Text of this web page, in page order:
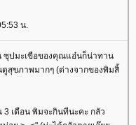
น.
ซุปมะเขือของคุณแอ๋นก็น่าทาน
ดูสุขภาพมากๆ (ต่างจากของพิมสิ้
เดือน พิมจะกินทีนะคะ กลัว